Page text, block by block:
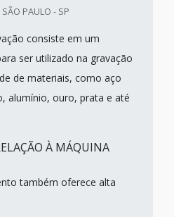
PAULO - SP
consiste em um
ser utilizado na gravação
de materiais, como aço
alumínio, ouro, prata e até
À MÁQUINA
também oferece alta